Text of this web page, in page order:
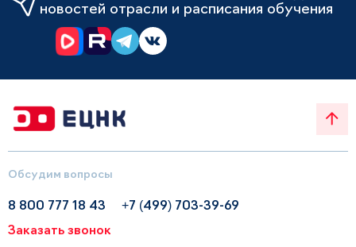
новостей отрасли и расписания обучения
Обсудим вопросы
8 800 777 18 43
+7 (499) 703-39-69
Заказать звонок